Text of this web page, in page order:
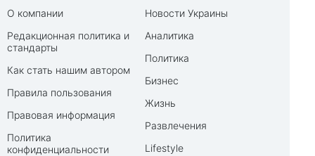
О компании
Редакционная политика и
стандарты
Как стать нашим автором
Правила пользования
Правовая информация
Политика
конфиденциальности
Новости Украины
Аналитика
Политика
Бизнес
Жизнь
Развлечения
Lifestyle